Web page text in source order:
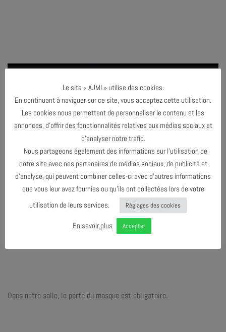
Dans notre salle, le porte du masque est obligatoire.
Le site « AJMI » utilise des cookies.
En continuant à naviguer sur ce site, vous acceptez cette utilisation.
Les cookies nous permettent de personnaliser le contenu et les
annonces, d’offrir des fonctionnalités relatives aux médias sociaux et
d’analyser notre trafic.
Nous partageons également des informations sur l’utilisation de
notre site avec nos partenaires de médias sociaux, de publicité et
d’analyse, qui peuvent combiner celles-ci avec d’autres informations
que vous leur avez fournies ou qu’ils ont collectées lors de votre
utilisation de leurs services.
Réglages des cookies
En savoir plus Accepter